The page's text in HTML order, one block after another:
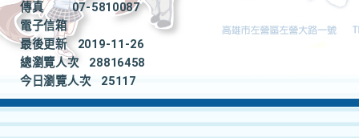
傳真
07-5810087
電子信箱
最後更新
2019-11-26
總瀏覽人次
28816458
今日瀏覽人次
25117